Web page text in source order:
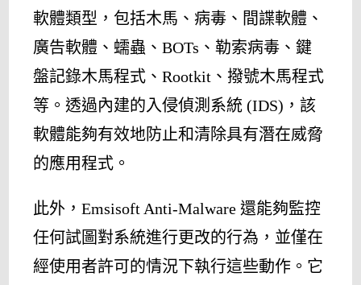
軟體類型，包括木馬、病毒、間諜軟體、
廣告軟體、蠕蟲、BOTs、勒索病毒、鍵
盤記錄木馬程式、Rootkit、撥號木馬程式
等。透過內建的入侵偵測系統 (IDS)，該
軟體能夠有效地防止和清除具有潛在威脅
的應用程式。
此外，Emsisoft Anti-Malware 還能夠監控
任何試圖對系統進行更改的行為，並僅在
經使用者許可的情況下執行這些動作。它